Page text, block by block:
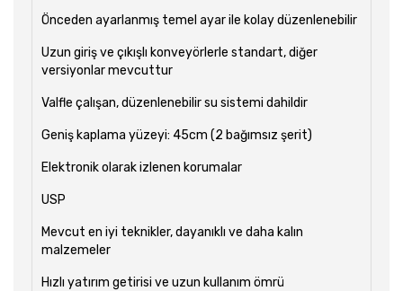
Önceden ayarlanmış temel ayar ile kolay düzenlenebilir
Uzun giriş ve çıkışlı konveyörlerle standart, diğer
versiyonlar mevcuttur
Valfle çalışan, düzenlenebilir su sistemi dahildir
Geniş kaplama yüzeyi: 45cm (2 bağımsız şerit)
Elektronik olarak izlenen korumalar
USP
Mevcut en iyi teknikler, dayanıklı ve daha kalın
malzemeler
Hızlı yatırım getirisi ve uzun kullanım ömrü